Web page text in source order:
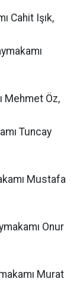
Cahit Işık,
Mehmet Öz,
Tuncay
Mustafa
Onur
Murat